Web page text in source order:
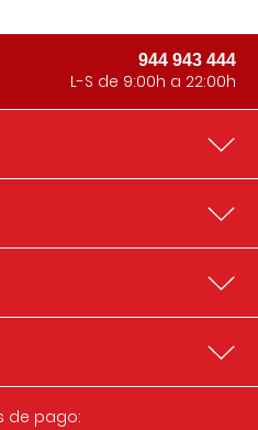
944 943 444
L-S de 9:00h a 22:00h
de pago: